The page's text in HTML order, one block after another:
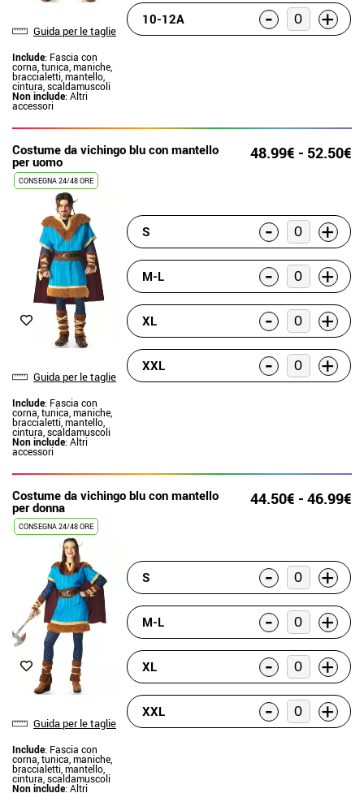
Guida per le taglie
Include: Fascia con
corna, tunica, maniche,
braccialetti, mantello,
cintura, scaldamuscoli
Non include: Altri
accessori
10-12A - +
Costume da vichingo blu con mantello
per uomo 48.99€ - 52.50€
CONSEGNA 24/48 ORE
Guida per le taglie
Include: Fascia con
corna, tunica, maniche,
braccialetti, mantello,
cintura, scaldamuscoli
Non include: Altri
accessori
S - +
M-L - +
XL - +
XXL - +
Costume da vichingo blu con mantello
per donna 44.50€ - 46.99€
CONSEGNA 24/48 ORE
Guida per le taglie
Include: Fascia con
corna, tunica, maniche,
braccialetti, mantello,
cintura, scaldamuscoli
Non include: Altri
S - +
M-L - +
XL - +
XXL - +